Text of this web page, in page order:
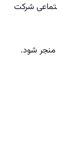
شرکت
منجر شود.